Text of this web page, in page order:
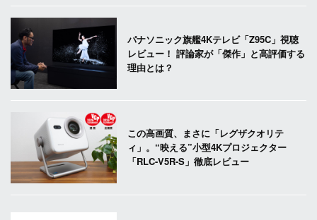
パナソニック旗艦4Kテレビ「Z95C」視聴
レビュー！ 評論家が「傑作」と高評価する
理由とは？
この高画質、まさに「レグザクオリテ
ィ」。“映える”小型4Kプロジェクター
「RLC-V5R-S」徹底レビュー